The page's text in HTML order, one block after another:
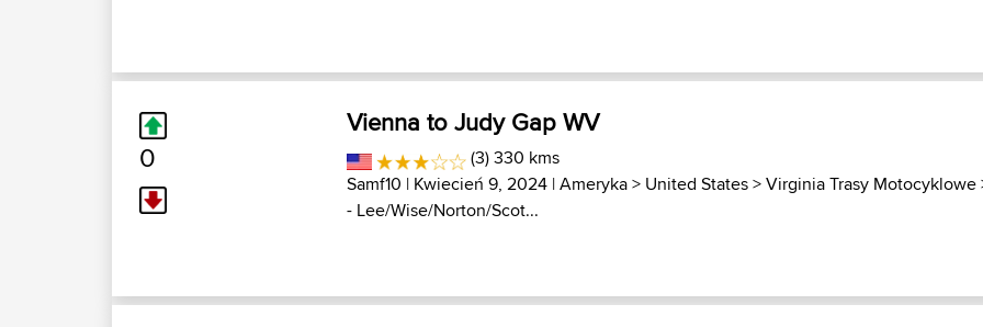
0
Vienna to Judy Gap WV
(3) 330 kms
Samf10 | Kwiecień 9, 2024 |Ameryka> United States>Virginia Trasy Motocyklowe
- Lee/Wise/Norton/Scot...